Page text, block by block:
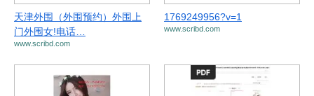
天津外围（外围预约）外围上
门外围女!电话…
www.scribd.com
1769249956?v=1
www.scribd.com